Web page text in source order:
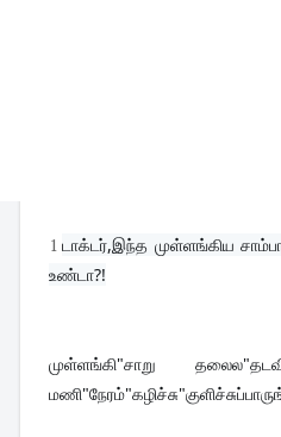
1டாக்டர்,இந்த முள்ளங்கிய
உண்டா?!
முள்ளங்கி"சாறு